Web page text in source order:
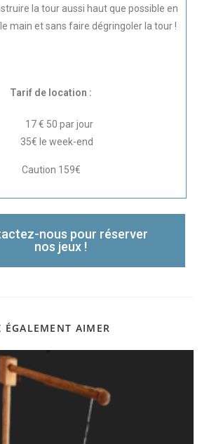
la tour aussi haut que possible en
main et sans faire dégringoler la tour !
Tarif de location :
17 € 50 par jour
35€ le week-end
Caution 159€
nous pour réserver
nos jeux !
ÉGALEMENT AIMER